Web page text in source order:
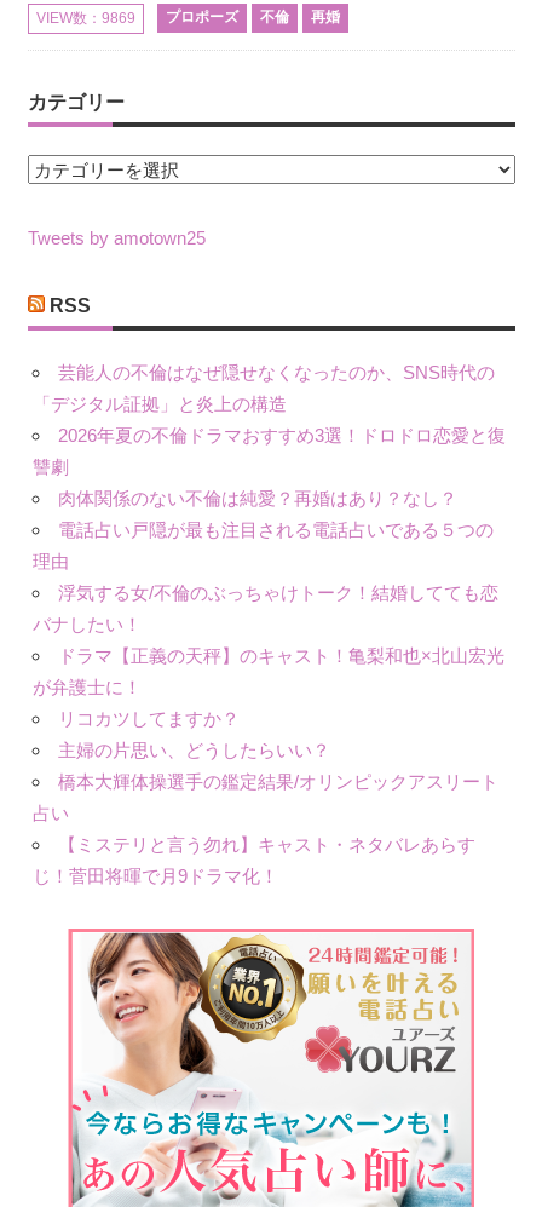
VIEW数：9869 プロポーズ 不倫 再婚
カテゴリー
カ
ゴ
ー
Tweets by amotown25
RSS
芸能人の不倫はなぜ隠せなくなったのか、SNS時代の
「デジタル証拠」と炎上の構造
2026年夏の不倫ドラマおすすめ3選！ドロドロ恋愛と復
讐劇
肉体関係のない不倫は純愛？再婚はあり？なし？
電話占い戸隠が最も注目される電話占いである５つの
理由
浮気する女/不倫のぶっちゃけトーク！結婚してても恋
バナしたい！
ドラマ【正義の天秤】のキャスト！亀梨和也×北山宏光
が弁護士に！
リコカツしてますか？
主婦の片思い、どうしたらいい？
橋本大輝体操選手の鑑定結果/オリンピックアスリート
占い
【ミステリと言う勿れ】キャスト・ネタバレあらす
じ！菅田将暉で月9ドラマ化！